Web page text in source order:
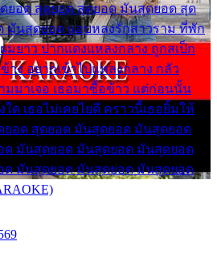
ยอด สุดยอด สุดยอด มันสุดยอด สุด
มันสุดยอด แอบหลงรักสาวราม ที่พัก
มยาว ปากแดงแหลงกลาง ถูกสเป็ก
าง อยากเข้าไปแหลงกลาง กลัว
มมาเจอ เธอมาซื้อข้าว แต่ก่อนนั้น
ใด เธอไม่เคยไยดี คราวนี้เธอยิ้มให้
ยอด สุดยอด มันสุดยอด มันสุดยอด
ด มันสุดยอด มันสุดยอด มันสุดยอด
มันสุดยอด มันสุดยอด มันสุดยอด